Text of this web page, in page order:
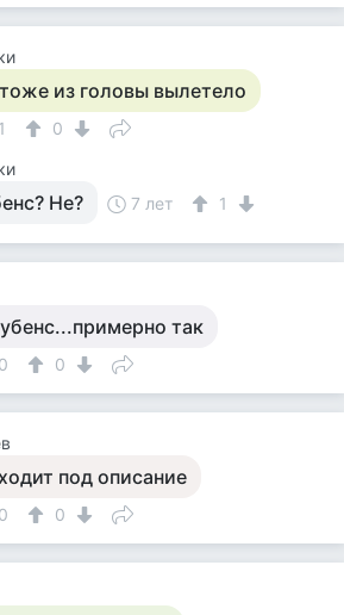
из головы вылетело
1
0
Не? 7 лет 1
так
0 0
под описание
0 0